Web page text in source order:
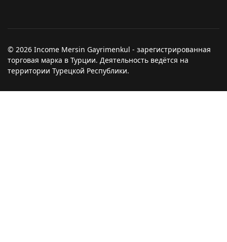
© 2026 Income Mersin Gayrimenkul - зарегистрированная
торговая марка в Турции. Деятельность ведётся на
территории Турецкой Республики.